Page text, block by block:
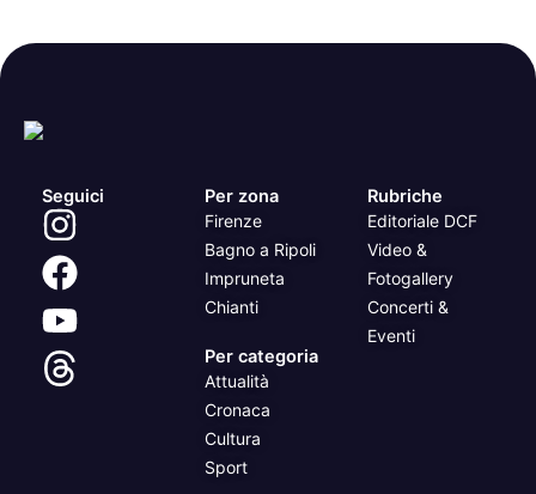
Seguici Per zona
Firenze
Bagno a Ripoli
Impruneta
Chianti
Per categoria
Attualità
Cronaca
Cultura
Sport
Rubriche
Editoriale DCF
Video &
Fotogallery
Concerti &
Eventi